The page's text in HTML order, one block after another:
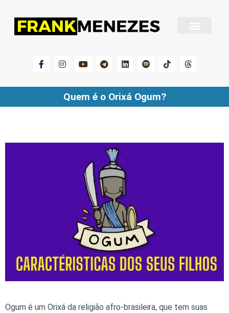
Quem é o Orixá Ogum?
Ogum é um Orixá da religião afro-brasileira, que tem suas